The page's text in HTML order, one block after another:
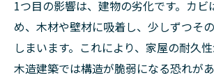
1つ目の影響は、建物の劣化です。カビ
め、木材や壁材に吸着し、少しずつそ
しまいます。これにより、家屋の耐久
木造建築では構造が脆弱になる恐れが